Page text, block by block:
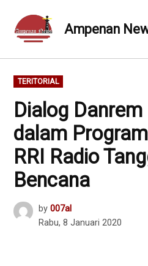
content
Ampenan
POSTED
IN
TERITORIAL
Dialog
dalam
RRI Radio
Bencana
by 007al
Rabu, 8 Januari 2020